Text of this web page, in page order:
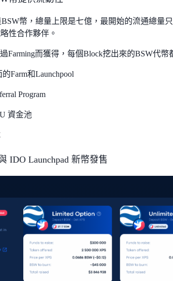
幣，總量上限是七億，最開始的流通總量
性合作夥伴。
Farming而獲得，每個Block挖出來的BSW代幣
Farm和Launchpool
Program
資金池
IDO Launchpad 新幣發售